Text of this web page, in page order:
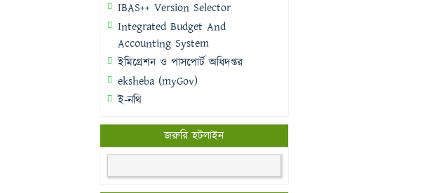
IBAS++ Version Selector
Integrated Budget And
Accounting System
ইমিগ্রেশন ও পাসপোর্ট অধিদপ্তর
eksheba (myGov)
ই-নথি
জরুরি হটলাইন